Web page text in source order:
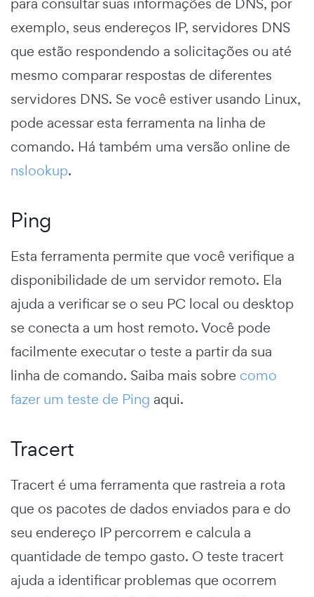
exemplo, seus endereços IP, servidores DNS
que estão respondendo a solicitações ou até
mesmo comparar respostas de diferentes
servidores DNS. Se você estiver usando Linux,
pode acessar esta ferramenta na linha de
comando. Há também uma versão online de
nslookup.
Ping
Esta ferramenta permite que você verifique a
disponibilidade de um servidor remoto. Ela
ajuda a verificar se o seu PC local ou desktop
se conecta a um host remoto. Você pode
facilmente executar o teste a partir da sua
linha de comando. Saiba mais sobre como
fazer um teste de Ping aqui.
Tracert
Tracert é uma ferramenta que rastreia a rota
que os pacotes de dados enviados para e do
seu endereço IP percorrem e calcula a
quantidade de tempo gasto. O teste tracert
ajuda a identificar problemas que ocorrem